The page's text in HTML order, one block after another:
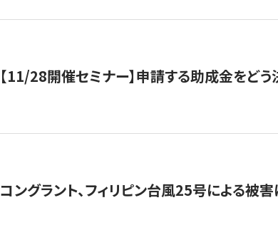
【11/28開催セミナー】申請する助成金をど
コングラント、フィリピン台風25号による被